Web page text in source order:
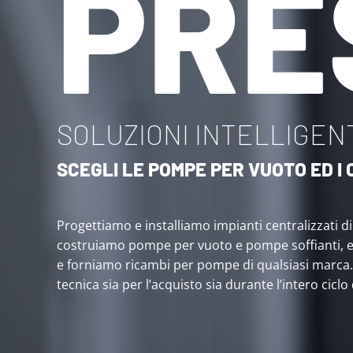
SOLUZIONI
SCEGLI LE POMPE PER VUOTO ED
Progettiamo e installiamo impianti centralizzati
costruiamo pompe per vuoto e pompe soffianti,
e forniamo ricambi per pompe di qualsiasi
tecnica sia per l’acquisto sia durante l’intero